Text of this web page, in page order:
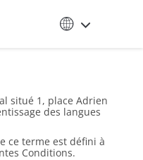
situé 1, place Adrien
des langues
ce terme est défini à
Conditions.